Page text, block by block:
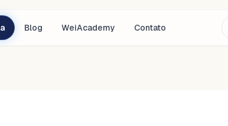
Blog WeiAcademy Contato